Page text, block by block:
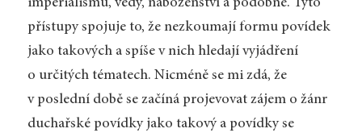
imperialismu, vědy, náboženství a podobně. Tyto
přístupy spojuje to, že nezkoumají formu povídek
jako takových a spíše v nich hledají vyjádření
o určitých tématech. Nicméně se mi zdá, že
v poslední době se začíná projevovat zájem o žánr
duchařské povídky jako takový a povídky se